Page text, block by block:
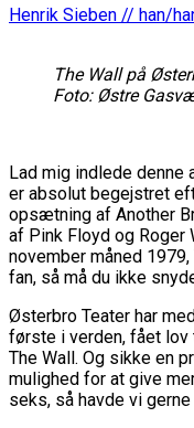
Henrik Sieben // han/
The Wall på
Foto: Østre
Lad mig indlede denne
er absolut begejstret
opsætning af Another
af Pink Floyd og Roger
november måned
fan, så må du ikke
Østerbro Teater har
første i verden, fået
The Wall. Og sikke en
mulighed for at give
seks, så havde vi